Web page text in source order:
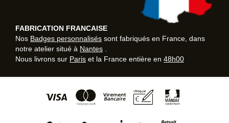
FABRICATION FRANCAISE
Nos Badges personnalisés sont fabriqués en France, dans
notre atelier situé à Nantes
Nous livrons sur Paris et la France entière en 48h00